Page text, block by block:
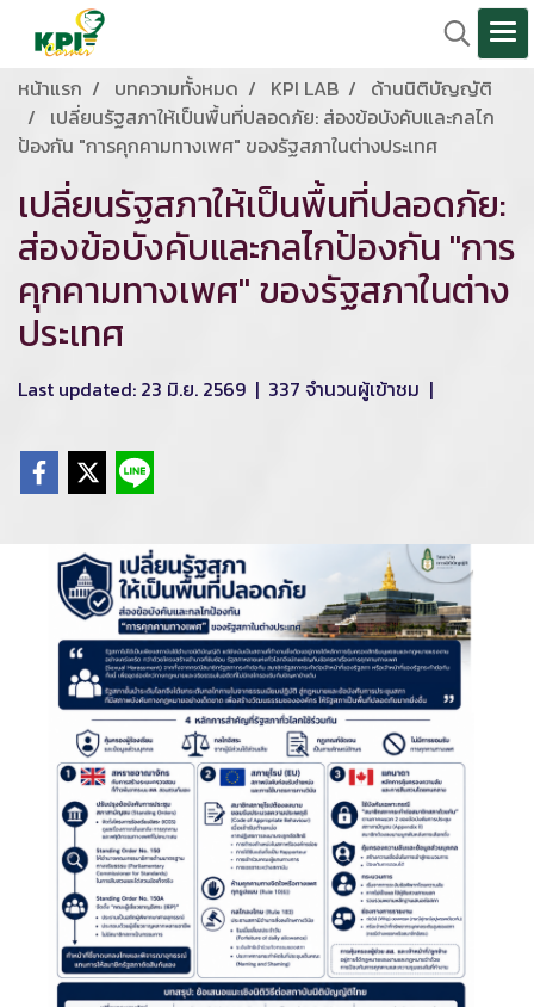
หน้าแรก บทความทั้งหมด KPI LAB
ด้านนิติบัญญัติ
เปลี่ยนรัฐสภาให้เป็นพื้นที่ปลอดภัย: ส่องข้อบังคับและกลไก
ป้องกัน "การคุกคามทางเพศ" ของรัฐสภาในต่างประเทศ
เปลี่ยนรัฐสภาให้เป็นพื้นที่ปลอดภัย:
ส่องข้อบังคับและกลไกป้องกัน "การ
คุกคามทางเพศ" ของรัฐสภาในต่าง
ประเทศ
Last updated: 23 มิ.ย. 2569 | 337 จำนวนผู้เข้าชม |